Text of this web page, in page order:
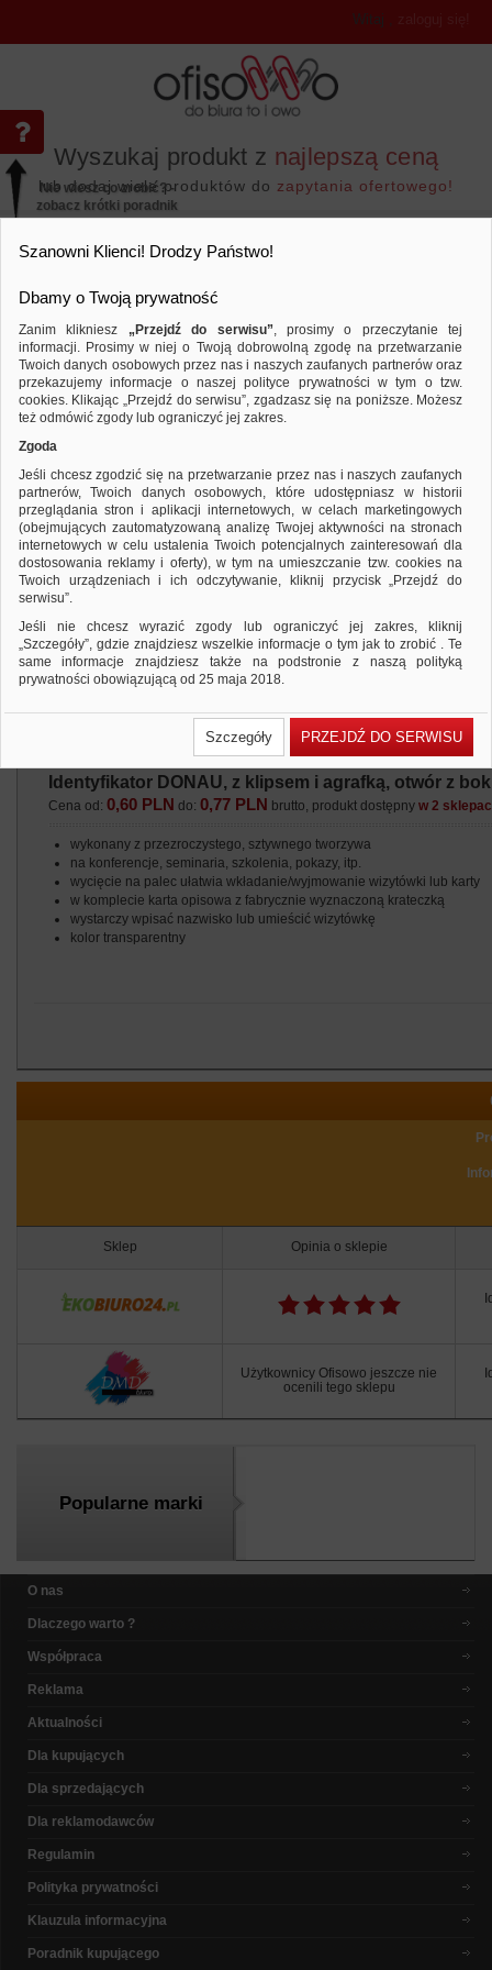
Wyszukaj produkt z najlepszą ceną
lub dodaj wiele produktów do zapytania ofertowego!
Witaj ,
Prezentacja Identyfikatory
Porównaj produkt: Identyfikator DONAU, z klipsem i
Identyfikator DONAU, z klipsem i agrafką, otwór z
Cena od:0,60 PLN do:0,77 PLN brutto, produkt dostępnyw 2
wykonany z przezroczystego, sztywnego tworzywa
na konferencje, seminaria, szkolenia, pokazy, itp.
wycięcie na palec ułatwia wkładanie/wyjmowanie wizytówki lub karty
w komplecie karta opisowa z fabrycznie wyznaczoną krateczką
wystarczy wpisać nazwisko lub umieścić wizytówkę
kolor transparentny
Sklep Opinia o sklepie
Użytkownicy Ofisowo jeszcze nie
ocenili tego sklepu
Popularne marki
O nas
Dlaczego warto ?
Współpraca
Reklama
Aktualności
Dla kupujących
Dla sprzedających
Dla reklamodawców
Regulamin
Polityka prywatności
Klauzula informacyjna
Poradnik kupującego
Nie wiesz co zrobić? -
zobacz krótki poradnik
Szanowni Klienci! Drodzy Państwo!
Dbamy o Twoją prywatność
Zanim klikniesz „Przejdź do serwisu”, prosimy o przeczytanie tej
informacji. Prosimy w niej o Twoją dobrowolną zgodę na przetwarzanie
Twoich danych osobowych przez nas i naszych zaufanych partnerów oraz
przekazujemy informacje o naszej polityce prywatności w tym o tzw.
cookies. Klikając „Przejdź do serwisu”, zgadzasz się na poniższe. Możesz
też odmówić zgody lub ograniczyć jej zakres.
Zgoda
Jeśli chcesz zgodzić się na przetwarzanie przez nas i naszych zaufanych
partnerów, Twoich danych osobowych, które udostępniasz w historii
przeglądania stron i aplikacji internetowych, w celach marketingowych
(obejmujących zautomatyzowaną analizę Twojej aktywności na stronach
internetowych w celu ustalenia Twoich potencjalnych zainteresowań dla
dostosowania reklamy i oferty), w tym na umieszczanie tzw. cookies na
Twoich urządzeniach i ich odczytywanie, kliknij przycisk „Przejdź do
serwisu”.
Jeśli nie chcesz wyrazić zgody lub ograniczyć jej zakres, kliknij
„Szczegóły”, gdzie znajdziesz wszelkie informacje o tym jak to zrobić . Te
same informacje znajdziesz także na podstronie z naszą polityką
prywatności obowiązującą od 25 maja 2018.
wcześniejsza zgoda której udzieliliście podczas zakładania konta. Każda
Państwa zgoda jest dobrowolna i można ją w dowolnym momencie
Polityka prywatności (rozwiń)
Klauzula Informacyjna (rozwiń)
Lista Zaufanych Partnerów (rozwiń)
Szczegóły PRZEJDŹ DO SERWISU